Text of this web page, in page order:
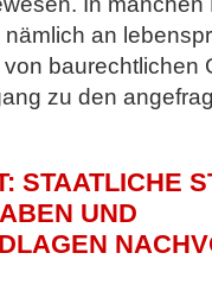
an
baurechtlichen
zu den
STAATLICHE
UND